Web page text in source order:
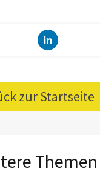
zur Startseite
Themen